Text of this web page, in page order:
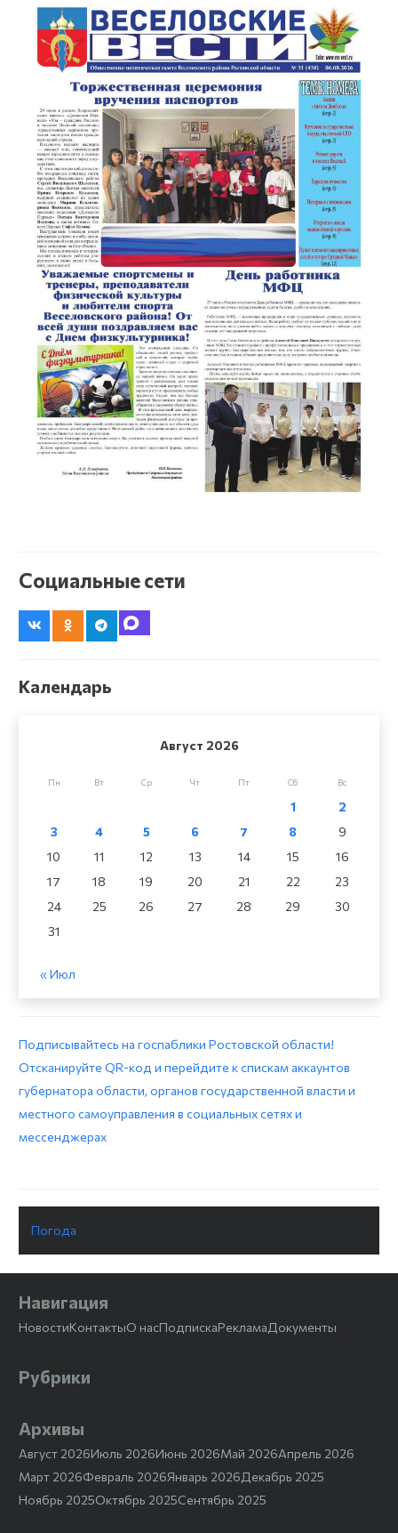
Социальные сети
Календарь
Август 2026
Пн Вт Ср Чт Пт Сб Вс
1
2
3
4 5 6 7 8
9
10
11 12 13 14 15
16
17
18 19 20 21 22
23
24
25 26 27 28 29
30
31
« Июл
Подписывайтесь на госпаблики Ростовской области!
Отсканируйте QR-код и перейдите к спискам аккаунтов
губернатора области, органов государственной власти и
местного самоуправления в социальных сетях и
мессенджерах
Погода
Навигация
НовостиКонтактыО насПодпискаРекламаДокументы
Рубрики
Архивы
Август 2026Июль 2026Июнь 2026Май 2026Апрель 2026
Март 2026Февраль 2026Январь 2026Декабрь 2025
Ноябрь 2025Октябрь 2025Сентябрь 2025